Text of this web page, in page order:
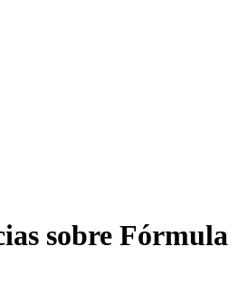
sobre Fórmula